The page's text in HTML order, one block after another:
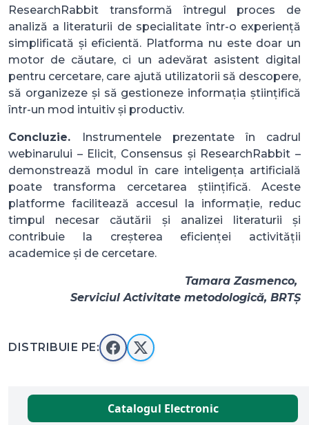
ResearchRabbit transformă întregul proces de
analiză a literaturii de specialitate într-o experiență
simplificată și eficientă. Platforma nu este doar un
motor de căutare, ci un adevărat asistent digital
pentru cercetare, care ajută utilizatorii să descopere,
să organizeze și să gestioneze informația științifică
într-un mod intuitiv și productiv.
Concluzie.
Instrumentele prezentate în cadrul
webinarului – Elicit, Consensus și ResearchRabbit –
demonstrează modul în care inteligența artificială
poate transforma cercetarea științifică. Aceste
platforme facilitează accesul la informație, reduc
timpul necesar căutării și analizei literaturii și
contribuie la creșterea eficienței activității
academice și de cercetare.
Tamara Zasmenco,
Serviciul Activitate metodologică, BRTȘ
DISTRIBUIE PE:
Catalogul Electronic